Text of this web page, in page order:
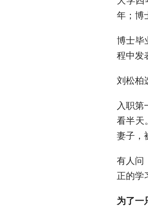
年；博
博士毕
程中发
刘松柏
入职
看半天
妻子，
有人问
正的学
为了一